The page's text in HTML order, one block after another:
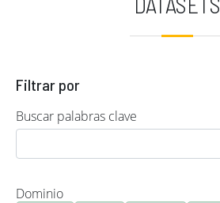
Filtrar por
Buscar palabras clave
Dominio